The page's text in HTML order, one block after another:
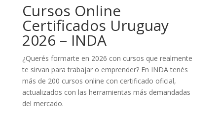
Cursos Online
Certificados Uruguay
2026 – INDA
¿Querés formarte en 2026 con cursos que realmente
te sirvan para trabajar o emprender? En INDA tenés
más de 200 cursos online con certificado oficial,
actualizados con las herramientas más demandadas
del mercado.